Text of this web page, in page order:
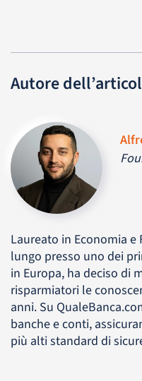
Autore
Laureato in Economia
lungo presso uno dei
in Europa, ha deciso di
risparmiatori le
anni. Su
banche e conti,
più alti standard di